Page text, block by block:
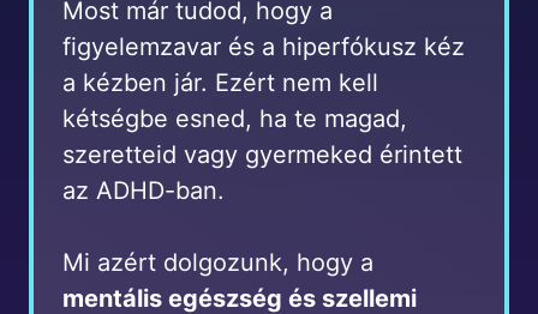
Most már tudod, hogy a
figyelemzavar és a hiperfókusz kéz
a kézben jár. Ezért nem kell
kétségbe esned, ha te magad,
szeretteid vagy gyermeked érintett
az ADHD-ban.
Mi azért dolgozunk, hogy a
mentális egészség és szellemi